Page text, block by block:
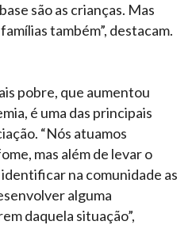
são as crianças. Mas
também”, destacam.
pobre, que aumentou
é uma das principais
“Nós atuamos
mas além de levar o
na comunidade as
alguma
daquela situação”,